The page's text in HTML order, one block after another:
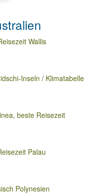
Wallis
Inseln / Klimatabelle
beste Reisezeit
Palau
Polynesien